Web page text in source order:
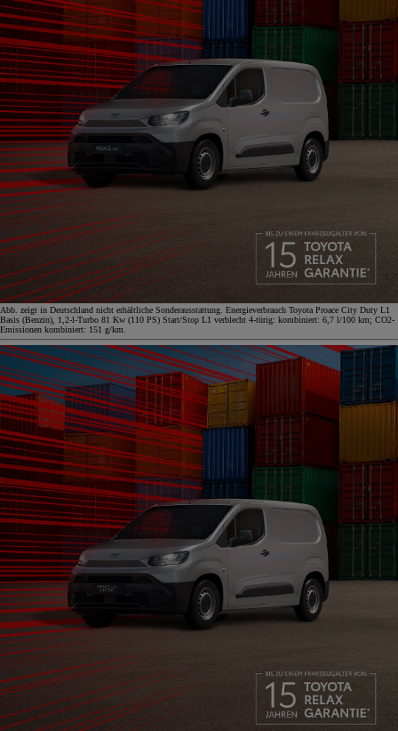
Abb. zeigt in Deutschland nicht erhältliche Sonderausstattung. Energieverbrauch Toyota Proace City Duty L1
Basis (Benzin), 1,2-l-Turbo 81 Kw (110 PS) Start/Stop L1 verblecht 4-türig: kombiniert: 6,7 l/100 km; CO2-
Emissionen kombiniert: 151 g/km.